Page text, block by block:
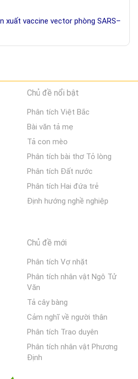
xuất vaccine vector phòng SARS–
Chủ đề nổi bật
Phân tích Việt Bắc
Bài văn tả mẹ
Tả con mèo
Phân tích bài thơ Tỏ lòng
Phân tích Đất nước
Phân tích Hai đứa trẻ
Định hướng nghề nghiệp
Chủ đề mới
Phân tích Vợ nhặt
Phân tích nhân vật Ngô Tử
Văn
Tả cây bàng
Cảm nghĩ về người thân
Phân tích Trao duyên
Phân tích nhân vật Phương
Định